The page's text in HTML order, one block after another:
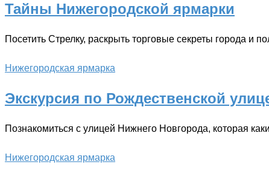
Тайны Нижегородской ярмарки
Посетить Стрелку, раскрыть торговые секреты города и
Нижегородская ярмарка
Экскурсия по Рождественской
Познакомиться с улицей Нижнего Новгорода, которая
Нижегородская ярмарка